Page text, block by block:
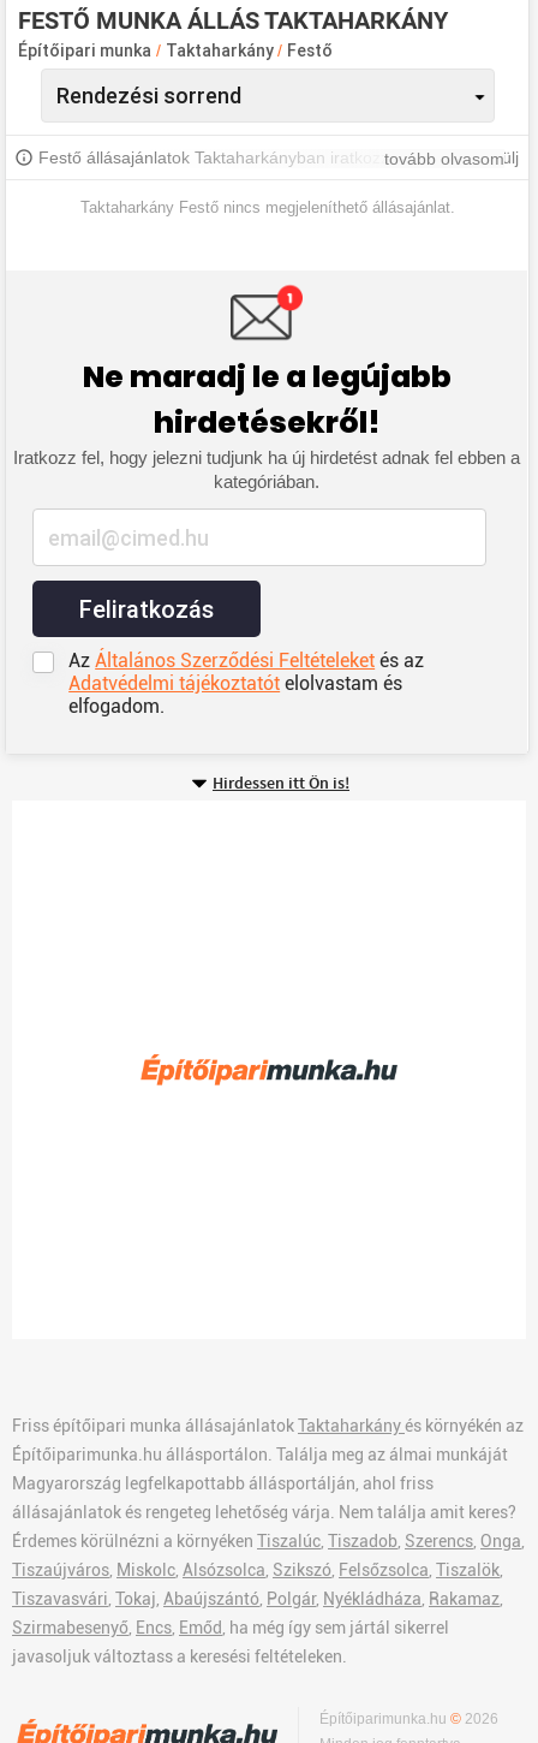
FESTŐ MUNKA ÁLLÁS TAKTAHARKÁNY
Építőipari munka / Taktaharkány/ Festő
Festő állásajánlatok Taktaharkányban iratkozz fel, hogy értesülj
tovább olvasom
Taktaharkány Festő nincs megjeleníthető állásajánlat.
Ne maradj le a legújabb
hirdetésekről!
Iratkozz fel, hogy jelezni tudjunk ha új hirdetést adnak fel ebben a
kategóriában.
Feliratkozás
AzÁltalános Szerződési Feltételeket és az
Adatvédelmi tájékoztatót elolvastam és
elfogadom.
Hirdessen itt Ön is!
Friss építőipari munka állásajánlatokTaktaharkányés környékén az
Építőiparimunka.hu állásportálon. Találja meg az álmai munkáját
Magyarország legfelkapottabb állásportálján, ahol friss
állásajánlatok és rengeteg lehetőség várja. Nem találja amit keres?
Érdemes körülnézni a környéken Tiszalúc Tiszadob Szerencs Onga
Tiszaújváros Miskolc Alsózsolca Szikszó Felsőzsolca Tiszalök
Tiszavasvári Tokaj Abaújszántó Polgár, Nyékládháza Rakamaz
Szirmabesenyő Encs Emőd
, ha még így sem jártál sikerrel
javasoljuk változtass a keresési feltételeken.
Építőiparimunka.hu© 2026